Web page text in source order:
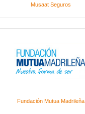
Musaat Seguros
Fundación Mutua Madrileña